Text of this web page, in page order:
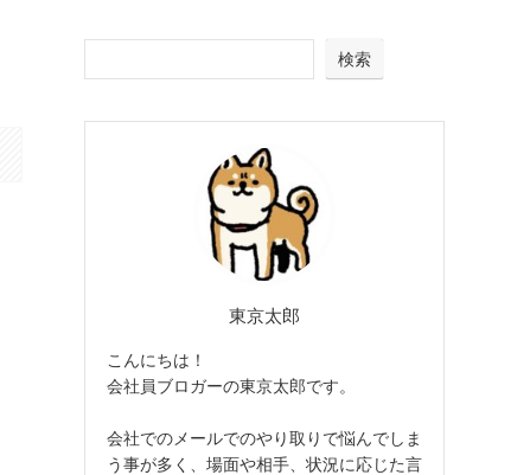
検索
東京太郎
こんにちは！
会社員ブロガーの東京太郎です。
会社でのメールでのやり取りで悩んでしま
う事が多く、場面や相手、状況に応じた言